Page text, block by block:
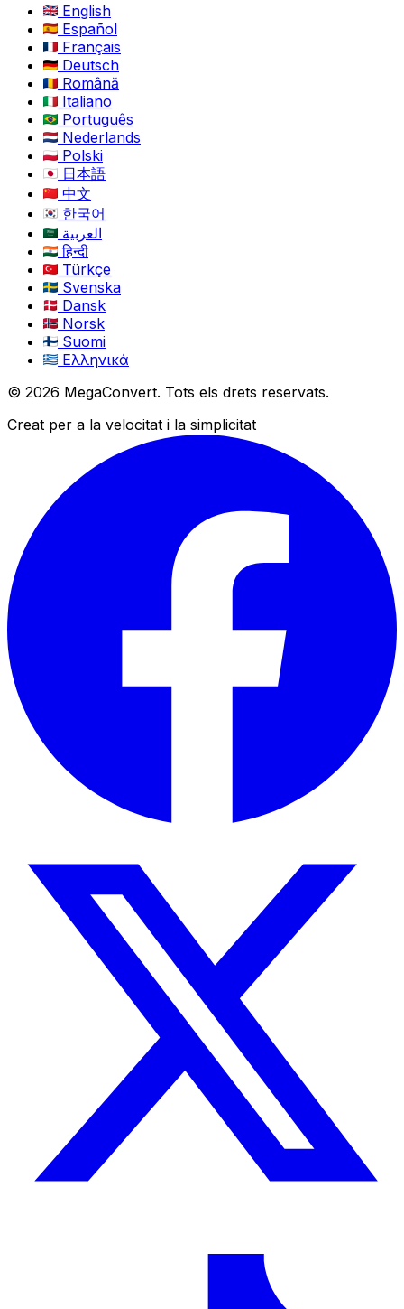
English
Español
Français
Deutsch
Română
Italiano
Português
Nederlands
Polski
日本語
中文
한국어
العربية
हिन्दी
Türkçe
Svenska
Dansk
Norsk
Suomi
Ελληνικά
© 2026 MegaConvert. Tots els drets reservats.
Creat per a la velocitat i la simplicitat